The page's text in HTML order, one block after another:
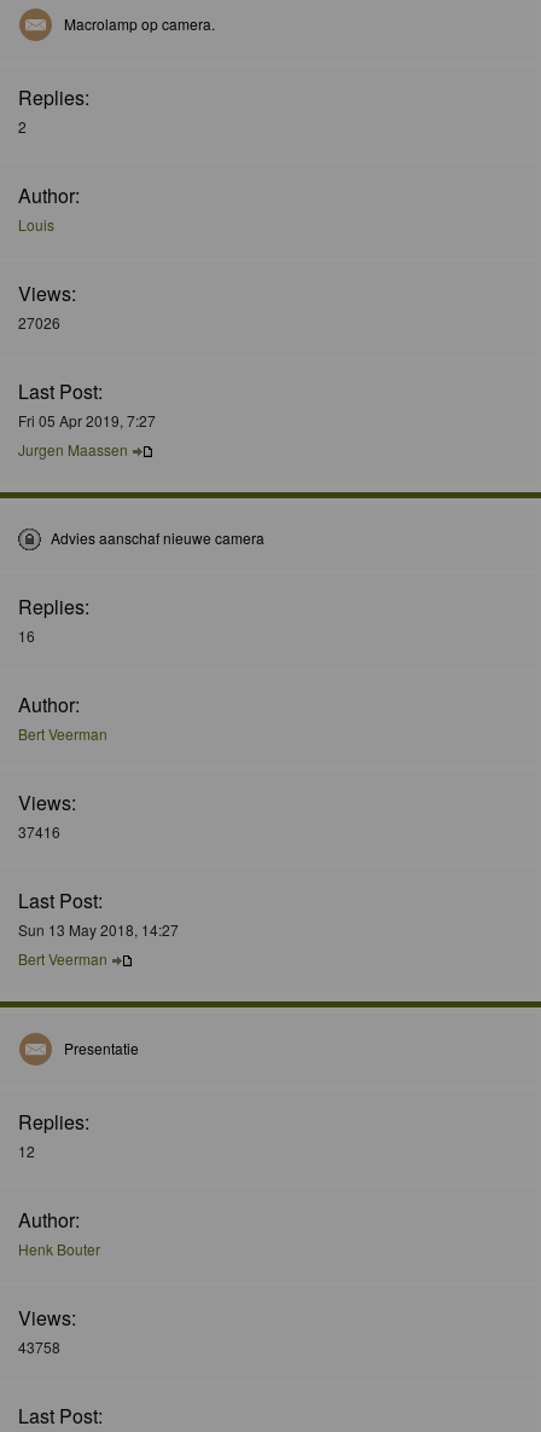
Macrolamp op camera.
Replies:
2
Author:
Louis
Views:
27026
Last Post:
Fri 05 Apr 2019, 7:27
Jurgen Maassen
Advies aanschaf nieuwe camera
Replies:
16
Author:
Bert Veerman
Views:
37416
Last Post:
Sun 13 May 2018, 14:27
Bert Veerman
Presentatie
Replies:
12
Author:
Henk Bouter
Views:
43758
Last Post: